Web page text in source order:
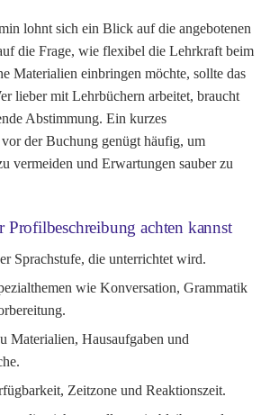
lohnt sich ein Blick auf die angebotenen
die Frage, wie flexibel die Lehrkraft beim
Materialien einbringen möchte, sollte das
lieber mit Lehrbüchern arbeitet, braucht
Abstimmung. Ein kurzes
der Buchung genügt häufig, um
vermeiden und Erwartungen sauber zu
Profilbeschreibung achten kannst
Sprachstufe, die unterrichtet wird.
wie Konversation, Grammatik
Materialien, Hausaufgaben und
Zeitzone und Reaktionszeit.